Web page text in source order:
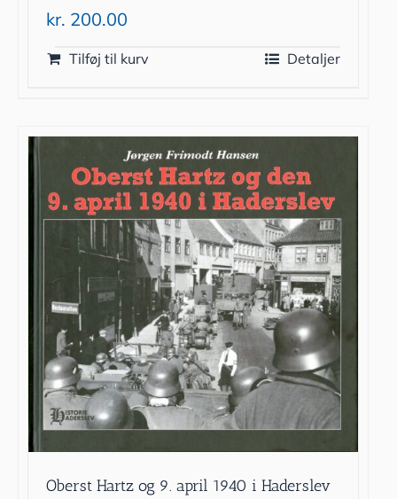
kr. 200.00
Tilføj til kurv Detaljer
Oberst Hartz og 9. april 1940 i Haderslev